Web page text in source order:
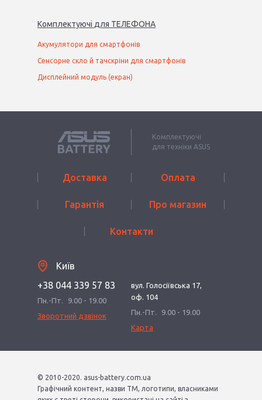
Комплектуючі для ТЕЛЕФОНА
Акумулятори для смартфонів
Сенсорне скло й тачскріни для смартфонів
Дисплейний модуль (екран)
Комплектуючі
для техніки ASUS
Доставка Оплата
Гарантія Про магазин
Контакти
Київ
+38 044 339 57 83
Пн.-Пт.
9.00 - 19.00
Зворотний дзвінок
вул. Голосіївська 17,
оф. 104
Пн.-Пт.
9.00 - 19.00
Карта
© 2010-2020. asus-battery.com.ua
Графічний контент, назви ТМ, логотипи, власниками